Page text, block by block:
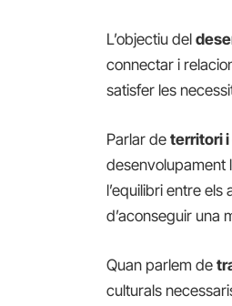
L’objectiu del
connectar i
satisfer les
Parlar deterritori
desenvolupament
l’equilibri entre
d’aconseguir una
Quan parlem de
culturals